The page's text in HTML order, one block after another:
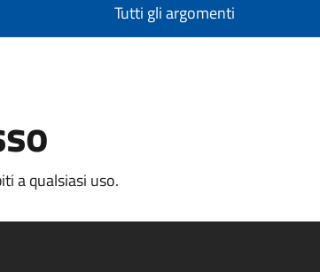
Tutti gli argomenti
a qualsiasi uso.